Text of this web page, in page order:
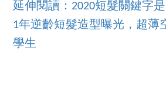
延伸閱讀：2020短髮關鍵字
1年逆齡短髮造型曝光，超薄
學生